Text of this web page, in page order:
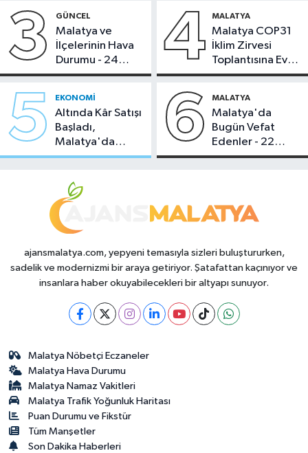
3 GÜNCEL
Malatya ve
İlçelerinin Hava
Durumu - 24
Temmuz 2026
4 MALATYA
Malatya COP31
İklim Zirvesi
Toplantısına Ev
Sahipliği Yaptı
5 EKONOMI
Altında Kâr Satışı
Başladı,
Malatya'da
Makas Ne
6 MALATYA
Malatya'da
Bugün Vefat
Edenler - 22
Temmuz 2026
ajansmalatya.com, yepyeni temasıyla sizleri buluştururken,
sadelik ve modernizmi bir araya getiriyor. Şatafattan kaçınıyor ve
insanlara haber okuyabilecekleri bir altyapı sunuyor.
Malatya Nöbetçi Eczaneler
Malatya Hava Durumu
Malatya Namaz Vakitleri
Malatya Trafik Yoğunluk Haritası
Puan Durumu ve Fikstür
Tüm Manşetler
Son Dakika Haberleri